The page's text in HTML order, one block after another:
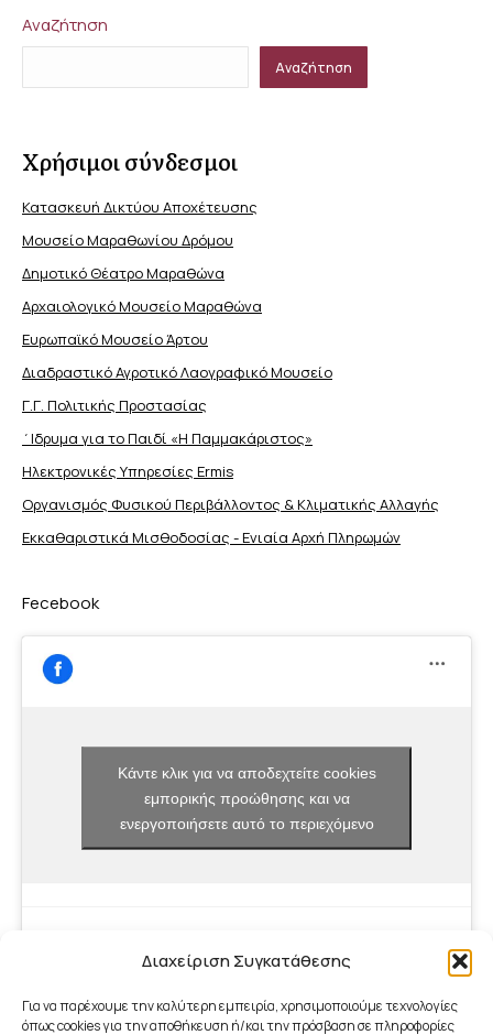
Διαχείριση Συγκατάθεσης
Για να παρέχουμε την καλύτερη εμπειρία, χρησιμοποιούμε τεχνολογίες
όπως cookies για την αποθήκευση ή/και την πρόσβαση σε πληροφορίες
Αναζήτηση
Αναζήτηση
Χρήσιμοι σύνδεσμοι
Κατασκευή Δικτύου Αποχέτευσης
Μουσείο Μαραθωνίου Δρόμου
Δημοτικό Θέατρο Μαραθώνα
Αρχαιολογικό Μουσείο Μαραθώνα
Ευρωπαϊκό Μουσείο Άρτου
Διαδραστικό Αγροτικό Λαογραφικό Μουσείο
Γ.Γ. Πολιτικής Προστασίας
΄Ιδρυμα για το Παιδί «Η Παμμακάριστος»
Ηλεκτρονικές Υπηρεσίες Ermis
Οργανισμός Φυσικού Περιβάλλοντος & Κλιματικής Aλλαγής
Εκκαθαριστικά Μισθοδοσίας - Ενιαία Αρχή Πληρωμών
Fecebook
Κάντε κλικ για να αποδεχτείτε cookies
εμπορικής προώθησης και να
ενεργοποιήσετε αυτό το περιεχόμενο